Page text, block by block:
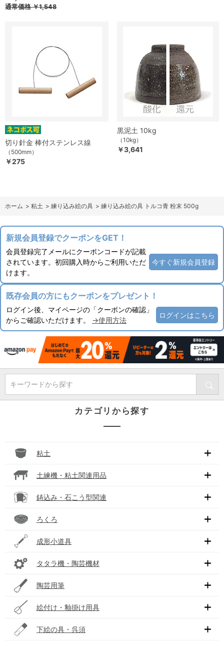
通常価格￥1,548
切り針金 棒付ステンレス線
（500mm）
￥275
黒泥土 10kg
（10kg）
￥3,641
ホーム > 粘土 > 練り込み絵の具 > 練り込み絵の具 トルコ青 粉末 500g
新規会員登録でクーポンをGET！
会員登録完了メールにクーポンコードが記載
されています。初回購入時からご利用いただ
けます。
今すぐ新規会員登録
既存会員の方にもクーポンをプレゼント！
ログイン後、マイページの「クーポンの確認」
からご確認いただけます。 →使用方法
ログインはこちら
キーワードから探す
カテゴリから探す
粘土
土練機・粘土関連用品
鋳込み・石こう型関連
ろくろ
成形小道具
タタラ機・陶芸機材
陶芸用筆
絵付け・釉掛け用具
下絵の具・呉須